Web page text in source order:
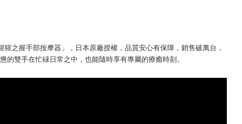
之握手部按摩器」，日本原廠授權，品質安心有保障，銷售破萬台，
雙手在忙碌日常之中，也能隨時享有專屬的療癒時刻。